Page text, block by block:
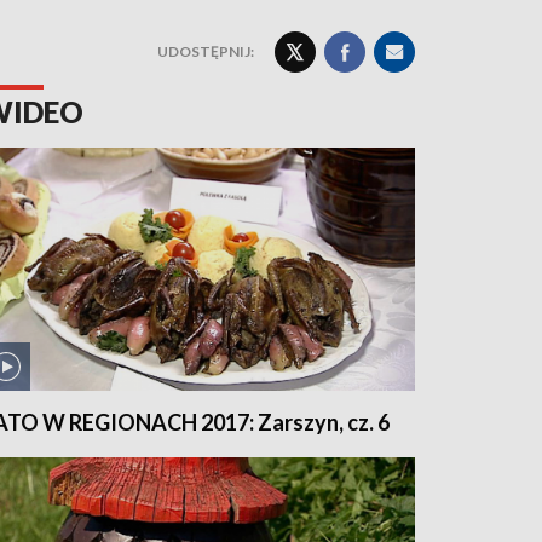
UDOSTĘPNIJ:
W REGIONACH 2017: Zarszyn, cz. 6